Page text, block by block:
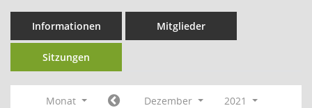
Informationen Mitglieder
Sitzungen
Monat Dezember
2021